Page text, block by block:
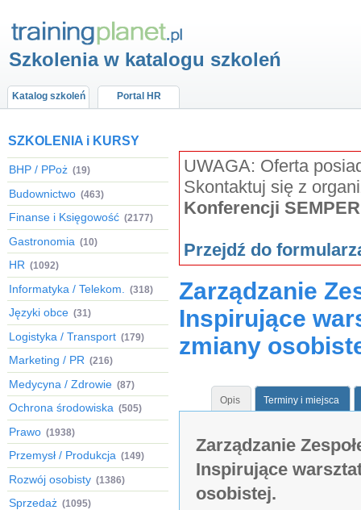
Szkolenia w katalogu szkoleń
Katalog szkoleń Portal HR
SZKOLENIA i KURSY
BHP / PPoż (19)
Budownictwo (463)
Finanse i Księgowość (2177)
Gastronomia (10)
HR (1092)
Informatyka / Telekom. (318)
Języki obce (31)
Logistyka / Transport (179)
Marketing / PR (216)
Medycyna / Zdrowie (87)
Ochrona środowiska (505)
Prawo (1938)
Przemysł / Produkcja (149)
Rozwój osobisty (1386)
Sprzedaż (1095)
UWAGA: Oferta
Skontaktuj się z
Konferencji SEMPER
Przejdź do
Zarządzanie
Inspirujące
zmiany
Opis Terminy i miejsca
Zarządzanie
Inspirujące
osobistej.